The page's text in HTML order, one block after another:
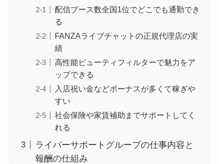
配信ブース数全国1位でどこでも通勤でき
る
FANZAライブチャットの正規代理店の実
績
高性能ビューティフィルターで魅力をア
ップできる
入店祝い金などボーナスが多くて稼ぎや
すい
社会保険や家賃補助までサポートしてく
れる
ライバーサポートグループの仕事内容と
報酬の仕組み